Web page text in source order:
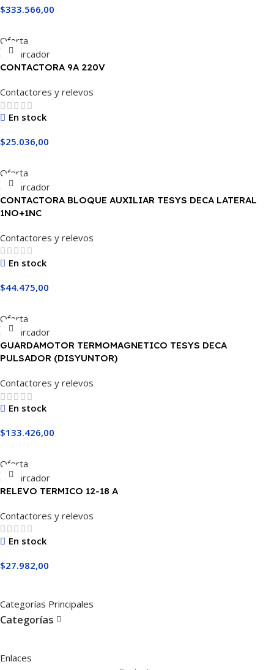
$333.566,00
Oferta
CONTACTORA 9A 220V
Contactores y relevos
En stock
$25.036,00
Oferta
CONTACTORA BLOQUE AUXILIAR TESYS DECA LATERAL
1NO+1NC
Contactores y relevos
En stock
$44.475,00
Oferta
GUARDAMOTOR TERMOMAGNETICO TESYS DECA
PULSADOR (DISYUNTOR)
Contactores y relevos
En stock
$133.426,00
Oferta
RELEVO TERMICO 12-18 A
Contactores y relevos
En stock
$27.982,00
Categorías Principales
Categorías
Enlaces